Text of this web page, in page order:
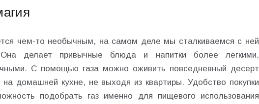
чем-то необычным, на самом деле мы сталкиваемся с ней
делает привычные блюда и напитки более лёгкими,
С помощью газа можно оживить повседневный десерт
домашней кухне, не выходя из квартиры. Удобство покупки
подобрать газ именно для пищевого использования